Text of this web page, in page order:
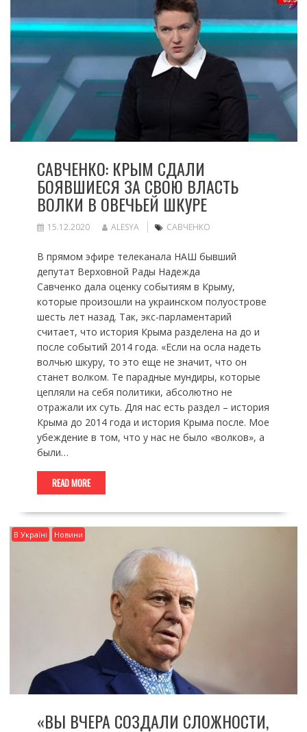
САВЧЕНКО: КРЫМ СДАЛИ
БОЯВШИЕСЯ ЗА СВОЮ ВЛАСТЬ
ВОЛКИ В ОВЕЧЬЕЙ ШКУРЕ
15.12.2020 ALESYA САВЧЕНКО
В прямом эфире телеканала НАШ бывший
депутат Верховной Рады Надежда
Савченко дала оценку событиям в Крыму,
которые произошли на украинском полуострове
шесть лет назад. Так, экс-парламентарий
считает, что история Крыма разделена на до и
после событий 2014 года. «Если на осла надеть
волчью шкуру, то это еще не значит, что он
станет волком. Те парадные мундиры, которые
цепляли на себя политики, абсолютно не
отражали их суть. Для нас есть раздел – история
Крыма до 2014 года и история Крыма после. Мое
убеждение в том, что у нас не было «волков», а
были…
READ MORE
В Україні Новини
«ВЫ ВЧЕРА СОЗДАЛИ СЛОЖНОСТИ,